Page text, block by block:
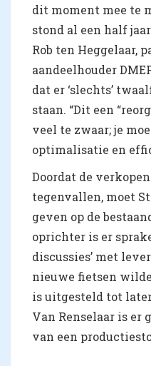
dit moment mee te
stond al een half
Rob ten Heggelaar,
aandeelhouder
dat er ‘slechts’
staan. “Dit een
veel te zwaar; je
optimalisatie en
Doordat de
tegenvallen, moet
geven op de
oprichter is er
discussies’ met
nieuwe fietsen
is uitgesteld tot
Van Renselaar is er
van een